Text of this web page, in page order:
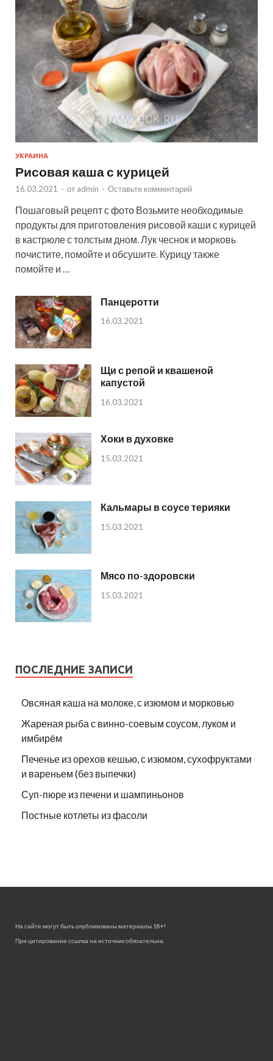
УКРАИНА
Рисовая каша с курицей
16.03.2021 - от admin - Оставьте комментарий
Пошаговый рецепт с фото Возьмите необходимые
продукты для приготовления рисовой каши с курицей
в кастрюле с толстым дном. Лук чеснок и морковь
почистите, помойте и обсушите. Курицу также
помойте и …
Панцеротти
16.03.2021
Щи с репой и квашеной
капустой
16.03.2021
Хоки в духовке
15.03.2021
Кальмары в соусе терияки
15.03.2021
Мясо по-здоровски
15.03.2021
ПОСЛЕДНИЕ ЗАПИСИ
Овсяная каша на молоке, с изюмом и морковью
Жареная рыба с винно-соевым соусом, луком и
имбирём
Печенье из орехов кешью, с изюмом, сухофруктами
и вареньем (без выпечки)
Суп-пюре из печени и шампиньонов
Постные котлеты из фасоли
На сайте могут быть опубликованы материалы 18+!
При цитировании ссылка на источник обязательна.